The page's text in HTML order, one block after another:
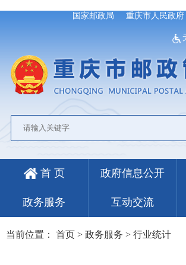
国家邮政局 重庆市人民政府
首 页 政府信息公开
政务服务 互动交流
当前位置： 首页 > 政务服务 > 行业统计